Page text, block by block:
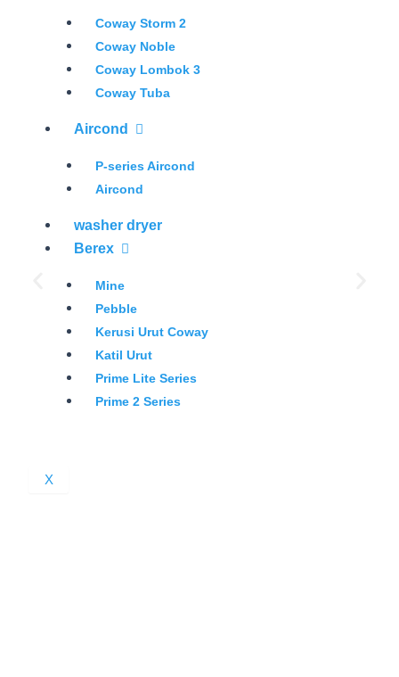
Coway Storm 2
Coway Noble
Coway Lombok 3
Coway Tuba
Aircond
P-series Aircond
Aircond
washer dryer
Berex
Mine
Pebble
Kerusi Urut Coway
Katil Urut
Prime Lite Series
Prime 2 Series
X